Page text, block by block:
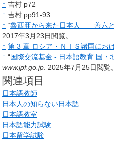
↑ 吉村 p72
↑ 吉村 pp91-93
↑ “魯西亜から来た日本人 ―善六
2017年3月23日閲覧。
↑ 第 3 章 ロシア・ＮＩＳ諸国にお
↑ “国際交流基金 - 日本語教育 国・
www.jpf.go.jp 2025年7月25日閲覧。
関連項目
日本語教師
日本人の知らない日本語
日本語教室
日本語能力試験
日本留学試験